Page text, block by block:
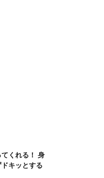
くれる！ 身
キッとする